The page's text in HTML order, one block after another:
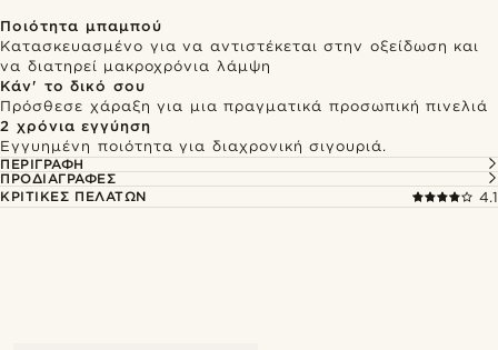
Ποιότητα μπαμπού
Κατασκευασμένο για να αντιστέκεται στην οξείδωση και
να διατηρεί μακροχρόνια λάμψη
Κάν' το δικό σου
Πρόσθεσε χάραξη για μια πραγματικά προσωπική πινελιά
2 χρόνια εγγύηση
Εγγυημένη ποιότητα για διαχρονική σιγουριά.
ΠΕΡΙΓΡΑΦΉ
ΠΡΟΔΙΑΓΡΑΦΈΣ
ΚΡΙΤΙΚΈΣ ΠΕΛΑΤΏΝ
4.1